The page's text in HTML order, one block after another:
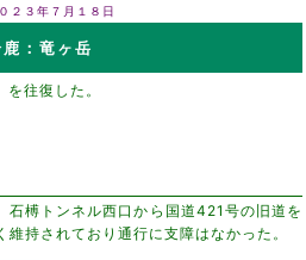
２３年７月１８日
鹿：竜ヶ岳
往復した。
榑トンネル西口から国道421号の旧道を
持されており通行に支障はなかった。